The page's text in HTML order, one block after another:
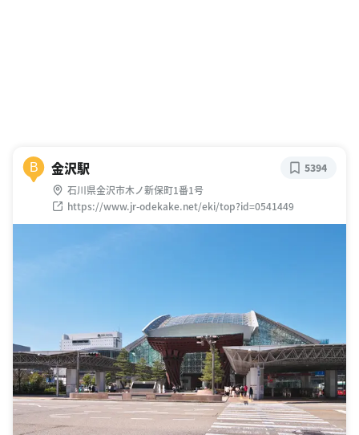
B 金沢駅
石川県金沢市木ノ新保町1番1号
https://www.jr-odekake.net/eki/top?id=0541449
5394